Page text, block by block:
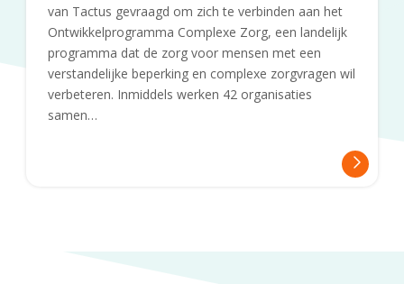
van Tactus gevraagd om zich te verbinden aan het
Ontwikkelprogramma Complexe Zorg, een landelijk
programma dat de zorg voor mensen met een
verstandelijke beperking en complexe zorgvragen wil
verbeteren. Inmiddels werken 42 organisaties
samen…